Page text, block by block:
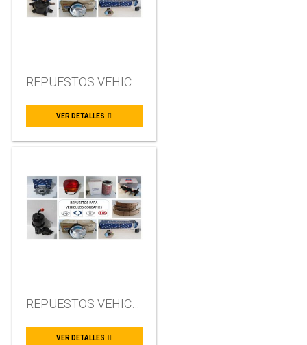
REPUESTOS VEHICULOS COREANOS
VER DETALLES
REPUESTOS VEHICULOS COREANOS
VER DETALLES